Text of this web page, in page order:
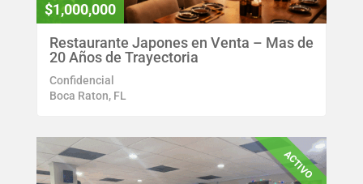
$1,000,000
Restaurante Japones en Venta – Mas de
20 Años de Trayectoria
Confidencial
Boca Raton, FL
ACTIVO